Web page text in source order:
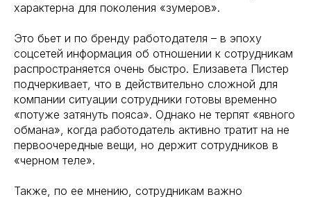
характерна для поколения «зумеров».
Это бьет и по бренду работодателя – в эпоху
соцсетей информация об отношении к сотрудникам
распространяется очень быстро. Елизавета Пистер
подчеркивает, что в действительно сложной для
компании ситуации сотрудники готовы временно
«потуже затянуть пояса». Однако не терпят «явного
обмана», когда работодатель активно тратит на не
первоочередные вещи, но держит сотрудников в
«черном теле».
Также, по ее мнению, сотрудникам важно